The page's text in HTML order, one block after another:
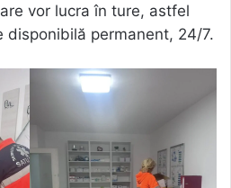
vor lucra în ture, astfel
disponibilă permanent, 24/7.